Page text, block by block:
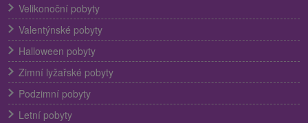
Velikonoční pobyty
Valentýnské pobyty
Halloween pobyty
Zimní lyžařské pobyty
Podzimní pobyty
Letní pobyty